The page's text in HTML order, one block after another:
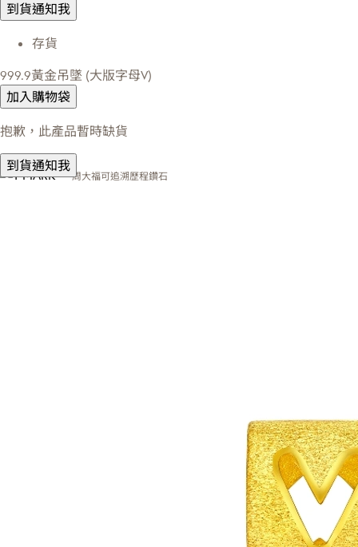
到貨通知我
存貨
999.9黃金吊墜 (大版字母V)
加入購物袋
抱歉，此產品暫時缺貨
到貨通知我
周大福可追溯歷程鑽石